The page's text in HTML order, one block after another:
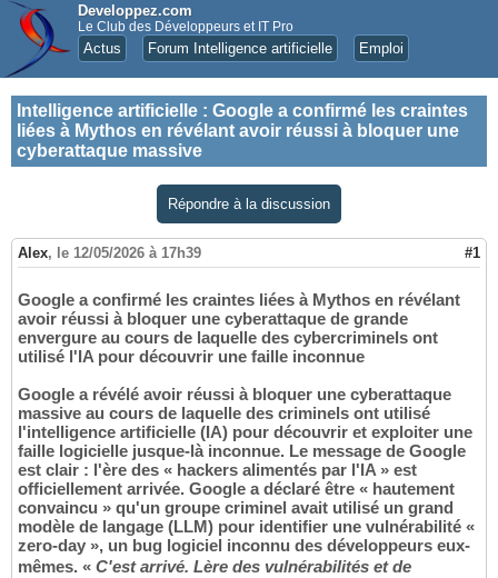
Developpez.com
Le Club des Développeurs et IT Pro
Actus Forum Intelligence artificielle Emploi
Intelligence artificielle : Google a confirmé les craintes
liées à Mythos en révélant avoir réussi à bloquer une
cyberattaque massive
Répondre à la discussion
Alex, le 12/05/2026 à 17h39 #1
Google a confirmé les craintes liées à Mythos en révélant
avoir réussi à bloquer une cyberattaque de grande
envergure au cours de laquelle des cybercriminels ont
utilisé l'IA pour découvrir une faille inconnue
Google a révélé avoir réussi à bloquer une cyberattaque
massive au cours de laquelle des criminels ont utilisé
l'intelligence artificielle (IA) pour découvrir et exploiter une
faille logicielle jusque-là inconnue. Le message de Google
est clair : l'ère des « hackers alimentés par l'IA » est
officiellement arrivée. Google a déclaré être « hautement
convaincu » qu'un groupe criminel avait utilisé un grand
modèle de langage (LLM) pour identifier une vulnérabilité «
zero-day », un bug logiciel inconnu des développeurs eux-
mêmes. « C'est arrivé. Lère des vulnérabilités et de